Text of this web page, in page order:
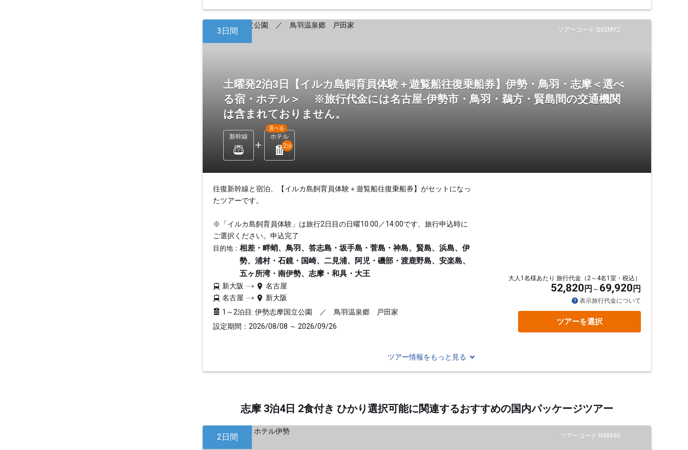
ツアーコード Q02MYZ
3日間
土曜発2泊3日【イルカ島飼育員体験＋遊覧船往復乗船券】伊勢・鳥羽・志摩＜選べ
る宿・ホテル＞ ※旅行代金には名古屋-伊勢市・鳥羽・鵜方・賢島間の交通機関
は含まれておりません。
新幹線 ホテル
選べる
2泊
往復新幹線と宿泊、【イルカ島飼育員体験＋遊覧船往復乗船券】がセットになっ
たツアーです。
※「イルカ島飼育員体験」は旅行2日目の日曜10:00／14:00です、旅行申込時に
ご選択ください。申込完了
目的地： 相差・畔蛸、鳥羽、答志島・坂手島・菅島・神島、賢島、浜島、伊
勢、浦村・石鏡・国崎、二見浦、阿児・磯部・渡鹿野島、安楽島、
五ヶ所湾・南伊勢、志摩・和具・大王
新大阪
名古屋
名古屋
新大阪
1～2泊目: 伊勢志摩国立公園 ／ 鳥羽温泉郷 戸田家
設定期間：2026/08/08 ～ 2026/09/26
大人1名様あたり 旅行代金（2～4名1室・税込）
52,820 円 69,920 円
表示旅行代金について
ツアーを選択
ツアー情報をもっと見る
志摩 3泊4日 2食付き ひかり選択可能に関連するおすすめの国内パッケージツアー
ツアーコード N98690
2日間